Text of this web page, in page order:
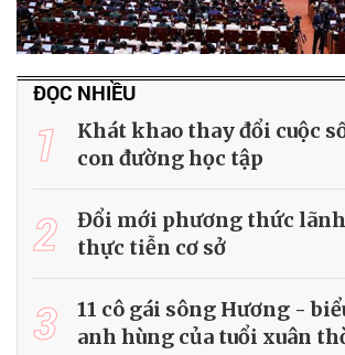
ĐỌC NHIỀU
1
Khát khao thay đổi cuộc
con đường học tập
2
Đổi mới phương thức
thực tiễn cơ sở
3
11 cô gái sông Hương -
anh hùng của tuổi xuân